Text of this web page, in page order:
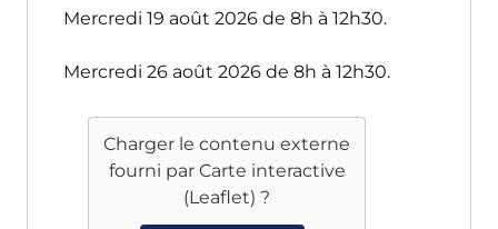
Mercredi 19 août 2026 de 8h à 12h30.
Mercredi 26 août 2026 de 8h à 12h30.
Charger le contenu externe
fourni par Carte interactive
(Leaflet) ?